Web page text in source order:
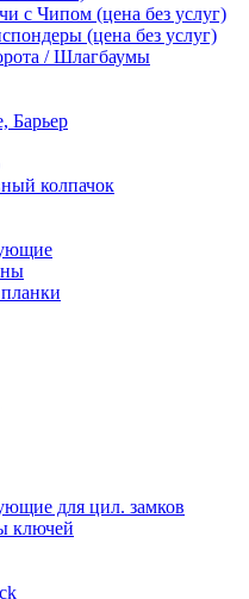
с Чипом (цена без услуг)
(цена без услуг)
/ Шлагбаумы
Барьер
колпачок
для цил. замков
ключей